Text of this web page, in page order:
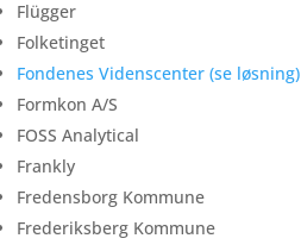
Flügger
Folketinget
Fondenes Videnscenter (se løsning)
Formkon A/S
FOSS Analytical
Frankly
Fredensborg Kommune
Frederiksberg Kommune